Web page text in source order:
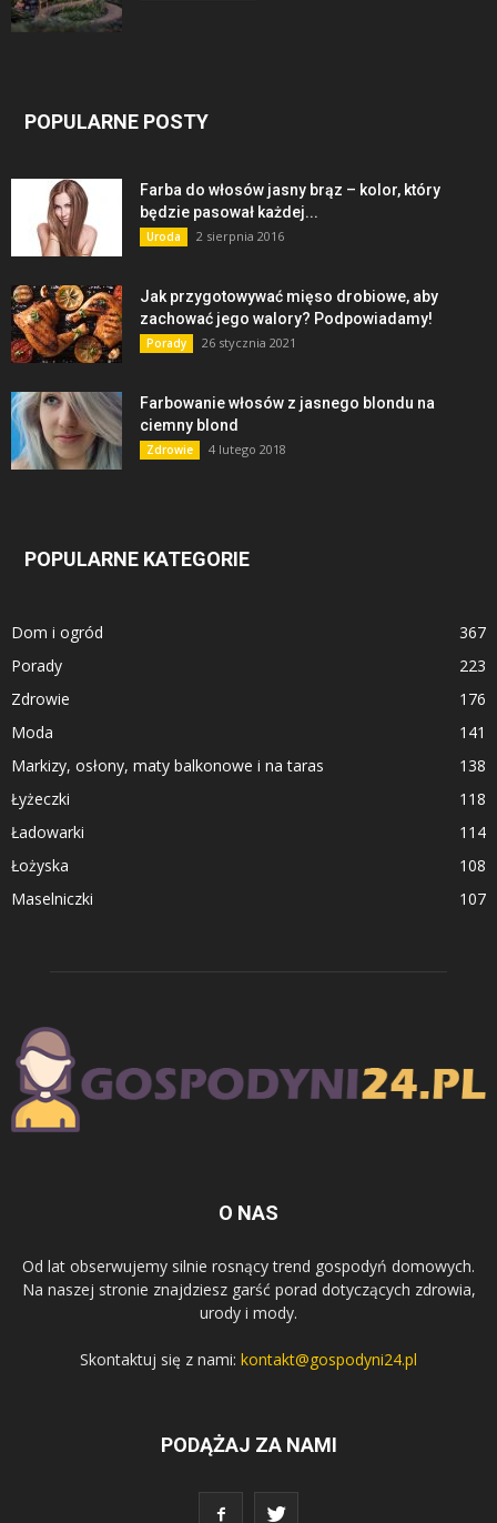
POPULARNE POSTY
Farba do włosów jasny brąz – kolor, który
będzie pasował każdej...
Uroda 2 sierpnia 2016
Jak przygotowywać mięso drobiowe, aby
zachować jego walory? Podpowiadamy!
Porady 26 stycznia 2021
Farbowanie włosów z jasnego blondu na
ciemny blond
Zdrowie 4 lutego 2018
POPULARNE KATEGORIE
Dom i ogród
367
Porady
223
Zdrowie
176
Moda
141
Markizy, osłony, maty balkonowe i na taras
138
Łyżeczki
118
Ładowarki
114
Łożyska
108
Maselniczki
107
O NAS
Od lat obserwujemy silnie rosnący trend gospodyń domowych.
Na naszej stronie znajdziesz garść porad dotyczących zdrowia,
urody i mody.
Skontaktuj się z nami: kontakt@gospodyni24.pl
PODĄŻAJ ZA NAMI